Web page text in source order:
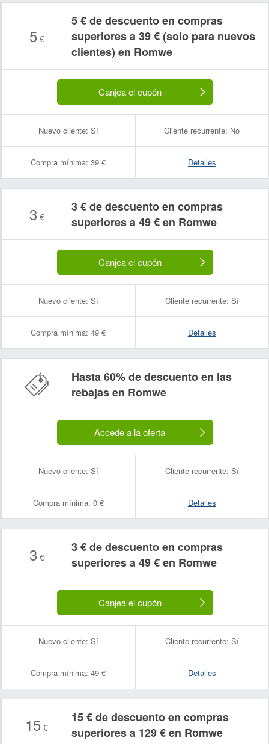
5 €
5 € de descuento en compras
superiores a 39 € (solo para nuevos
clientes) en Romwe
Canjea el cupón
Nuevo cliente: Sí Cliente recurrente: No
Compra mínima: 39 € Detalles
3 €
3 € de descuento en compras
superiores a 49 € en Romwe
Canjea el cupón
Nuevo cliente: Sí Cliente recurrente: Sí
Compra mínima: 49 € Detalles
Hasta 60% de descuento en las
rebajas en Romwe
Accede a la oferta
Nuevo cliente: Sí Cliente recurrente: Sí
Compra mínima: 0 € Detalles
3 €
3 € de descuento en compras
superiores a 49 € en Romwe
Canjea el cupón
Nuevo cliente: Sí Cliente recurrente: Sí
Compra mínima: 49 € Detalles
15€
15 € de descuento en compras
superiores a 129 € en Romwe